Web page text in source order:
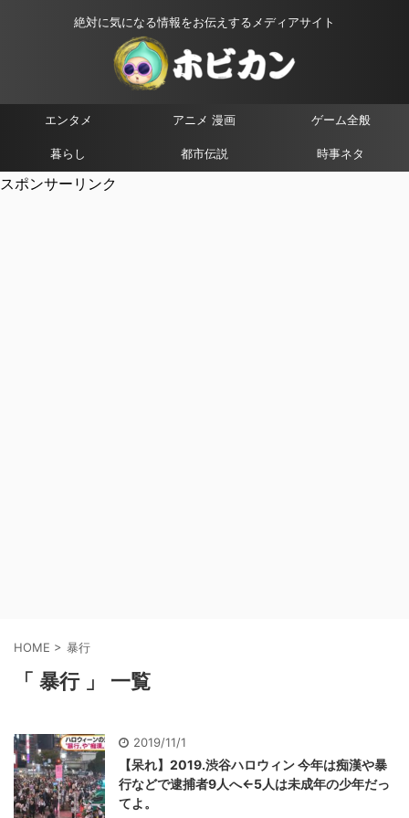
絶対に気になる情報をお伝えするメディアサイト
エンタメ アニメ 漫画 ゲーム全般
暮らし 都市伝説 時事ネタ
スポンサーリンク
HOME > 暴行
「 暴行 」 一覧
2019/11/1
【呆れ】2019.渋谷ハロウィン 今年は痴漢や暴
行などで逮捕者9人へ←5人は未成年の少年だっ
てよ。